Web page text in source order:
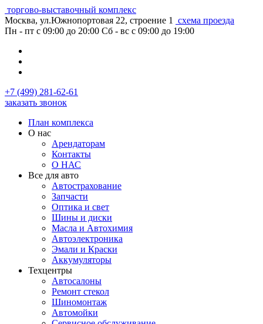
торгово-выставочный комплекс
Москва, ул.Южнопортовая 22, строение 1
схема проезда
Пн - пт с 09:00 до 20:00 Сб - вс с 09:00 до 19:00
+7 (499) 281-62-61
заказать звонок
План комплекса
О нас
Арендаторам
Контакты
О НАС
Все для авто
Автострахование
Запчасти
Оптика и свет
Шины и диски
Масла и Автохимия
Автоэлектроника
Эмали и Краски
Аккумуляторы
Техцентры
Автосалоны
Ремонт стекол
Шиномонтаж
Автомойки